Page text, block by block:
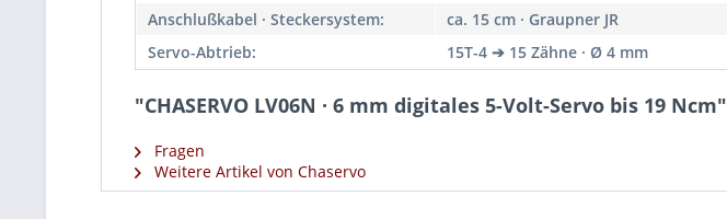
Anschlußkabel · Steckersystem:
ca. 15 cm · Graupner JR
Servo-Abtrieb:
15T-4 ➔ 15 Zähne · Ø 4 mm
"CHASERVO LV06N · 6 mm digitales 5-Volt-Servo bis 19 Ncm"
Fragen
Weitere Artikel von Chaservo